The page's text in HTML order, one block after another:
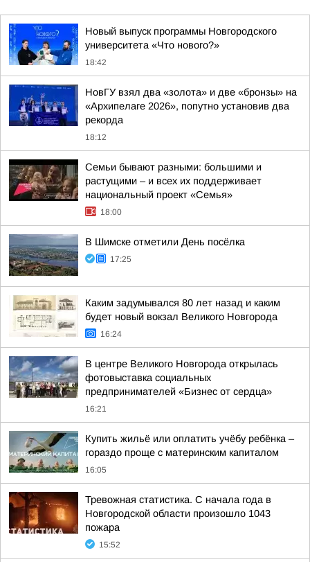
Новый выпуск программы Новгородского
университета «Что нового?»
18:42
НовГУ взял два «золота» и две «бронзы» на
«Архипелаге 2026», попутно установив два
рекорда
18:12
Семьи бывают разными: большими и
растущими – и всех их поддерживает
национальный проект «Семья»
18:00
В Шимске отметили День посёлка
17:25
Каким задумывался 80 лет назад и каким
будет новый вокзал Великого Новгорода
16:24
В центре Великого Новгорода открылась
фотовыставка социальных
предпринимателей «Бизнес от сердца»
16:21
Купить жильё или оплатить учёбу ребёнка –
гораздо проще с материнским капиталом
16:05
Тревожная статистика. С начала года в
Новгородской области произошло 1043
пожара
15:52